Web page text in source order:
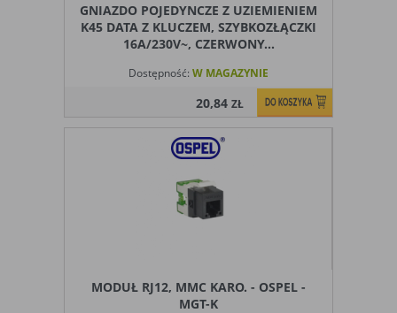
GNIAZDO POJEDYNCZE Z UZIEMIENIEM
K45 DATA Z KLUCZEM, SZYBKOZŁĄCZKI
16A/230V~, CZERWONY...
Dostępność: W MAGAZYNIE
20,84ZŁ
MODUŁ RJ12, MMC KARO. - OSPEL -
MGT-K